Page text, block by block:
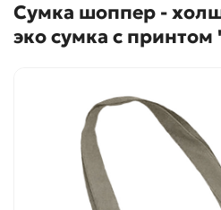
Сумка шоппер -
эко сумка с